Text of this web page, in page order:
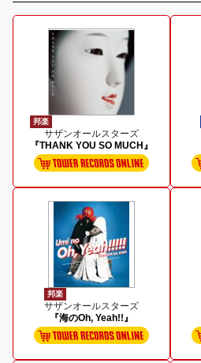
邦楽
サザンオールスターズ
『THANK YOU SO MUCH』
邦楽
サザンオールスターズ
『海のOh, Yeah!!』